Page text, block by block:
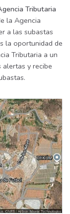
Tributaria
la Agencia
a las subastas
la oportunidad de
Tributaria a un
alertas y recibe